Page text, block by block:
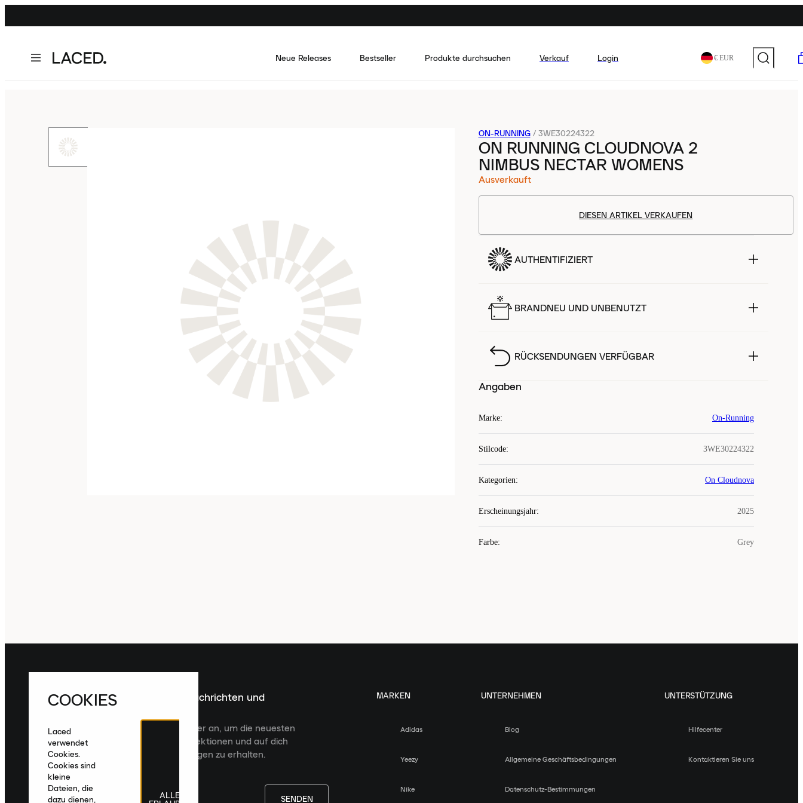
Neue Releases Bestseller Produkte durchsuchen Verkauf Login € EUR
ON-RUNNING / 3WE30224322
ON RUNNING CLOUDNOVA 2
NIMBUS NECTAR WOMENS
Ausverkauft
DIESEN ARTIKEL VERKAUFEN
AUTHENTIFIZIERT
BRANDNEU UND UNBENUTZT
RÜCKSENDUNGEN VERFÜGBAR
Angaben
Marke: On-Running
Stilcode: 3WE30224322
Kategorien: On Cloudnova
Erscheinungsjahr: 2025
Farbe: Grey
Melde dich für die neuesten Nachrichten und
Veröffentlichungen an
Melde dich für den Laced Newsletter an, um die neuesten
Veröffentlichungen, kuratierte Kollektionen und auf dich
zugeschnittene Produktempfehlungen zu erhalten.
SENDEN
MARKEN
Adidas
Yeezy
Nike
UNTERNEHMEN
Blog
Allgemeine Geschäftsbedingungen
Datenschutz-Bestimmungen
UNTERSTÜTZUNG
Hilfecenter
Kontaktieren Sie uns
COOKIES
Laced
verwendet
Cookies.
Cookies sind
kleine
Dateien, die
dazu dienen,
ALLE